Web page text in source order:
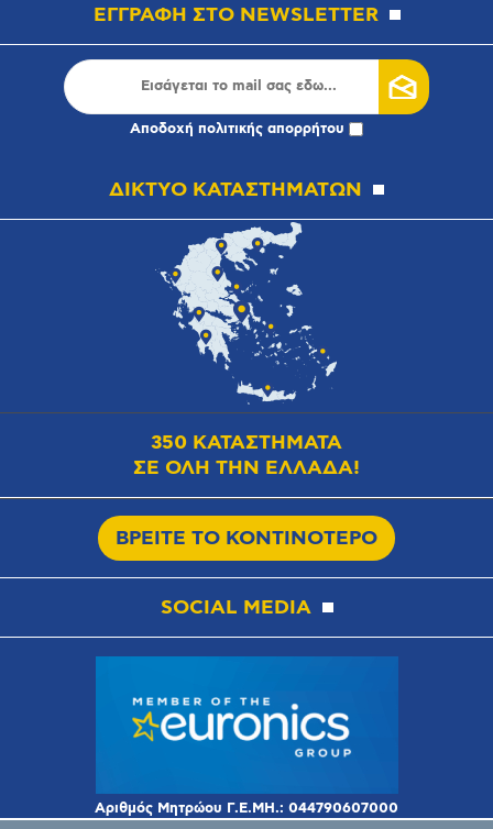
ΕΓΓΡΑΦΗ ΣΤΟ NEWSLETTER
Αποδοχή πολιτικής απορρήτου
ΔΙΚΤΥΟ ΚΑΤΑΣΤΗΜΑΤΩΝ
350 ΚΑΤΑΣΤΗΜΑΤΑ
ΣΕ ΟΛΗ ΤΗΝ ΕΛΛΑΔΑ!
ΒΡΕΙΤΕ ΤΟ ΚΟΝΤΙΝΟΤΕΡΟ
SOCIAL MEDIA